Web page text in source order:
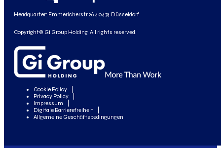
Headquarter: Emmericherstr 26, 40474 Düsseldorf
Copyright© Gi Group Holding. All rights reserved.
Cookie Policy
Privacy Policy
Impressum
Digitale Barrierefreiheit
Allgemeine Geschäftsbedingungen